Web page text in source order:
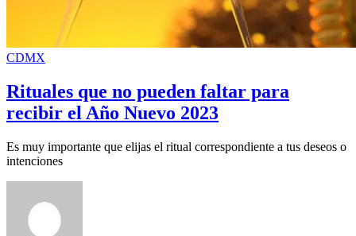
CDMX
Rituales que no pueden faltar para
recibir el Año Nuevo 2023
Es muy importante que elijas el ritual correspondiente a tus deseos o
intenciones